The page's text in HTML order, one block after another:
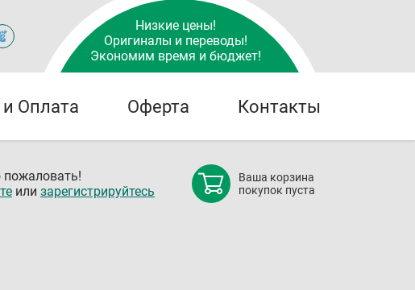
Низкие цены!
Оригиналы и переводы!
Экономим время и бюджет!
Оплата Оферта Контакты
или зарегистрируйтесь
Ваша корзина
покупок пуста